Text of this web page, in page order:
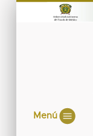
Menú